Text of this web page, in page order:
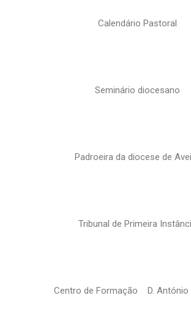
Calendário Pastoral
Seminário diocesano
Padroeira da diocese de
Tribunal de Primeira
Centro de Formação D. António